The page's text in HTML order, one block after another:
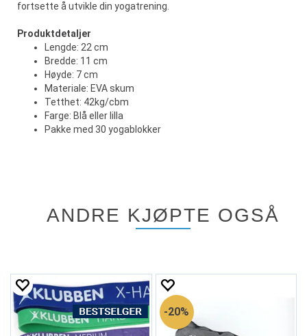
fortsette å utvikle din yogatrening.
Produktdetaljer
Lengde: 22 cm
Bredde: 11 cm
Høyde: 7 cm
Materiale: EVA skum
Tetthet: 42kg/cbm
Farge: Blå eller lilla
Pakke med 30 yogablokker
ANDRE KJØPTE OGSÅ
20%